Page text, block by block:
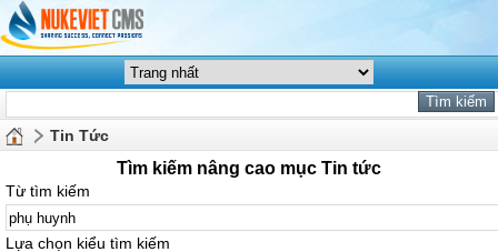
Tin Tức
Tìm kiếm nâng cao mục Tin tức
Từ tìm kiếm
Lựa chọn kiểu tìm kiếm